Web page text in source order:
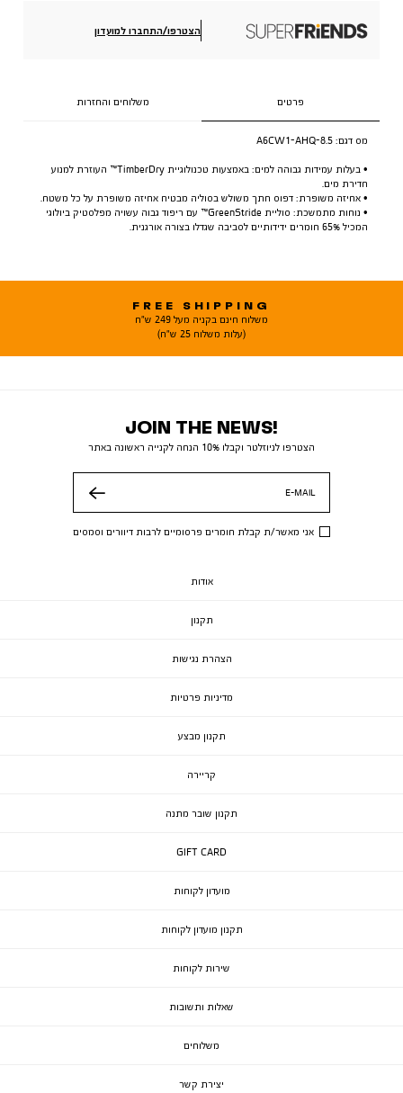
הצטרפו/התחברו למועדון
פרטים משלוחים והחזרות
מס דגם: A6CW1-AHQ-8.5
• בעלות עמידות גבוהה למים: באמצעות טכנולוגיית TimberDry™ העוזרת למנוע
חדירת מים.
• אחיזה משופרת: דפוס חתך משולש בסוליה מבטיח אחיזה משופרת על כל משטח.
• נוחות מתמשכת: סוליית GreenStride™ עם ריפוד גבוה עשויה מפלסטיק ביולוגי
המכיל 65% חומרים ידידותיים לסביבה שגדלו בצורה אורגנית.
FREE SHIPPING
משלוח חינם בקניה מעל 249 ש"ח
(עלות משלוח 25 ש"ח)
JOIN THE NEWS!
הצטרפו לניוזלטר וקבלו 10% הנחה לקנייה ראשונה באתר
E-MAIL
אני מאשר/ת קבלת חומרים פרסומיים לרבות דיוורים וסמסים
אודות
תקנון
הצהרת נגישות
מדיניות פרטיות
תקנון מבצע
קריירה
תקנון שובר מתנה
GIFT CARD
מועדון לקוחות
תקנון מועדון לקוחות
שירות לקוחות
שאלות ותשובות
משלוחים
יצירת קשר